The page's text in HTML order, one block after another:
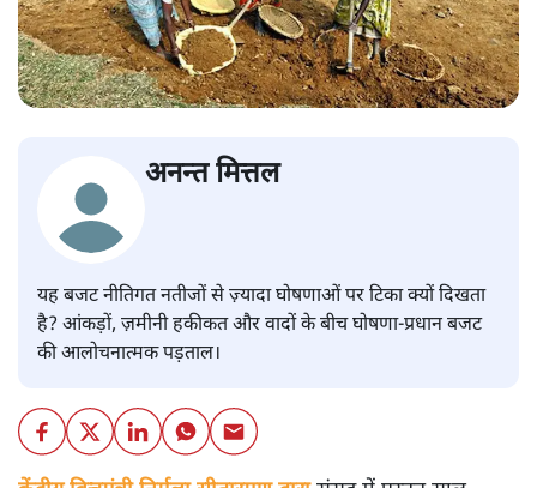
अनन्त मित्तल
यह बजट नीतिगत नतीजों से ज़्यादा घोषणाओं पर टिका क्यों दिखता
है? आंकड़ों, ज़मीनी हकीकत और वादों के बीच घोषणा-प्रधान बजट
की आलोचनात्मक पड़ताल।